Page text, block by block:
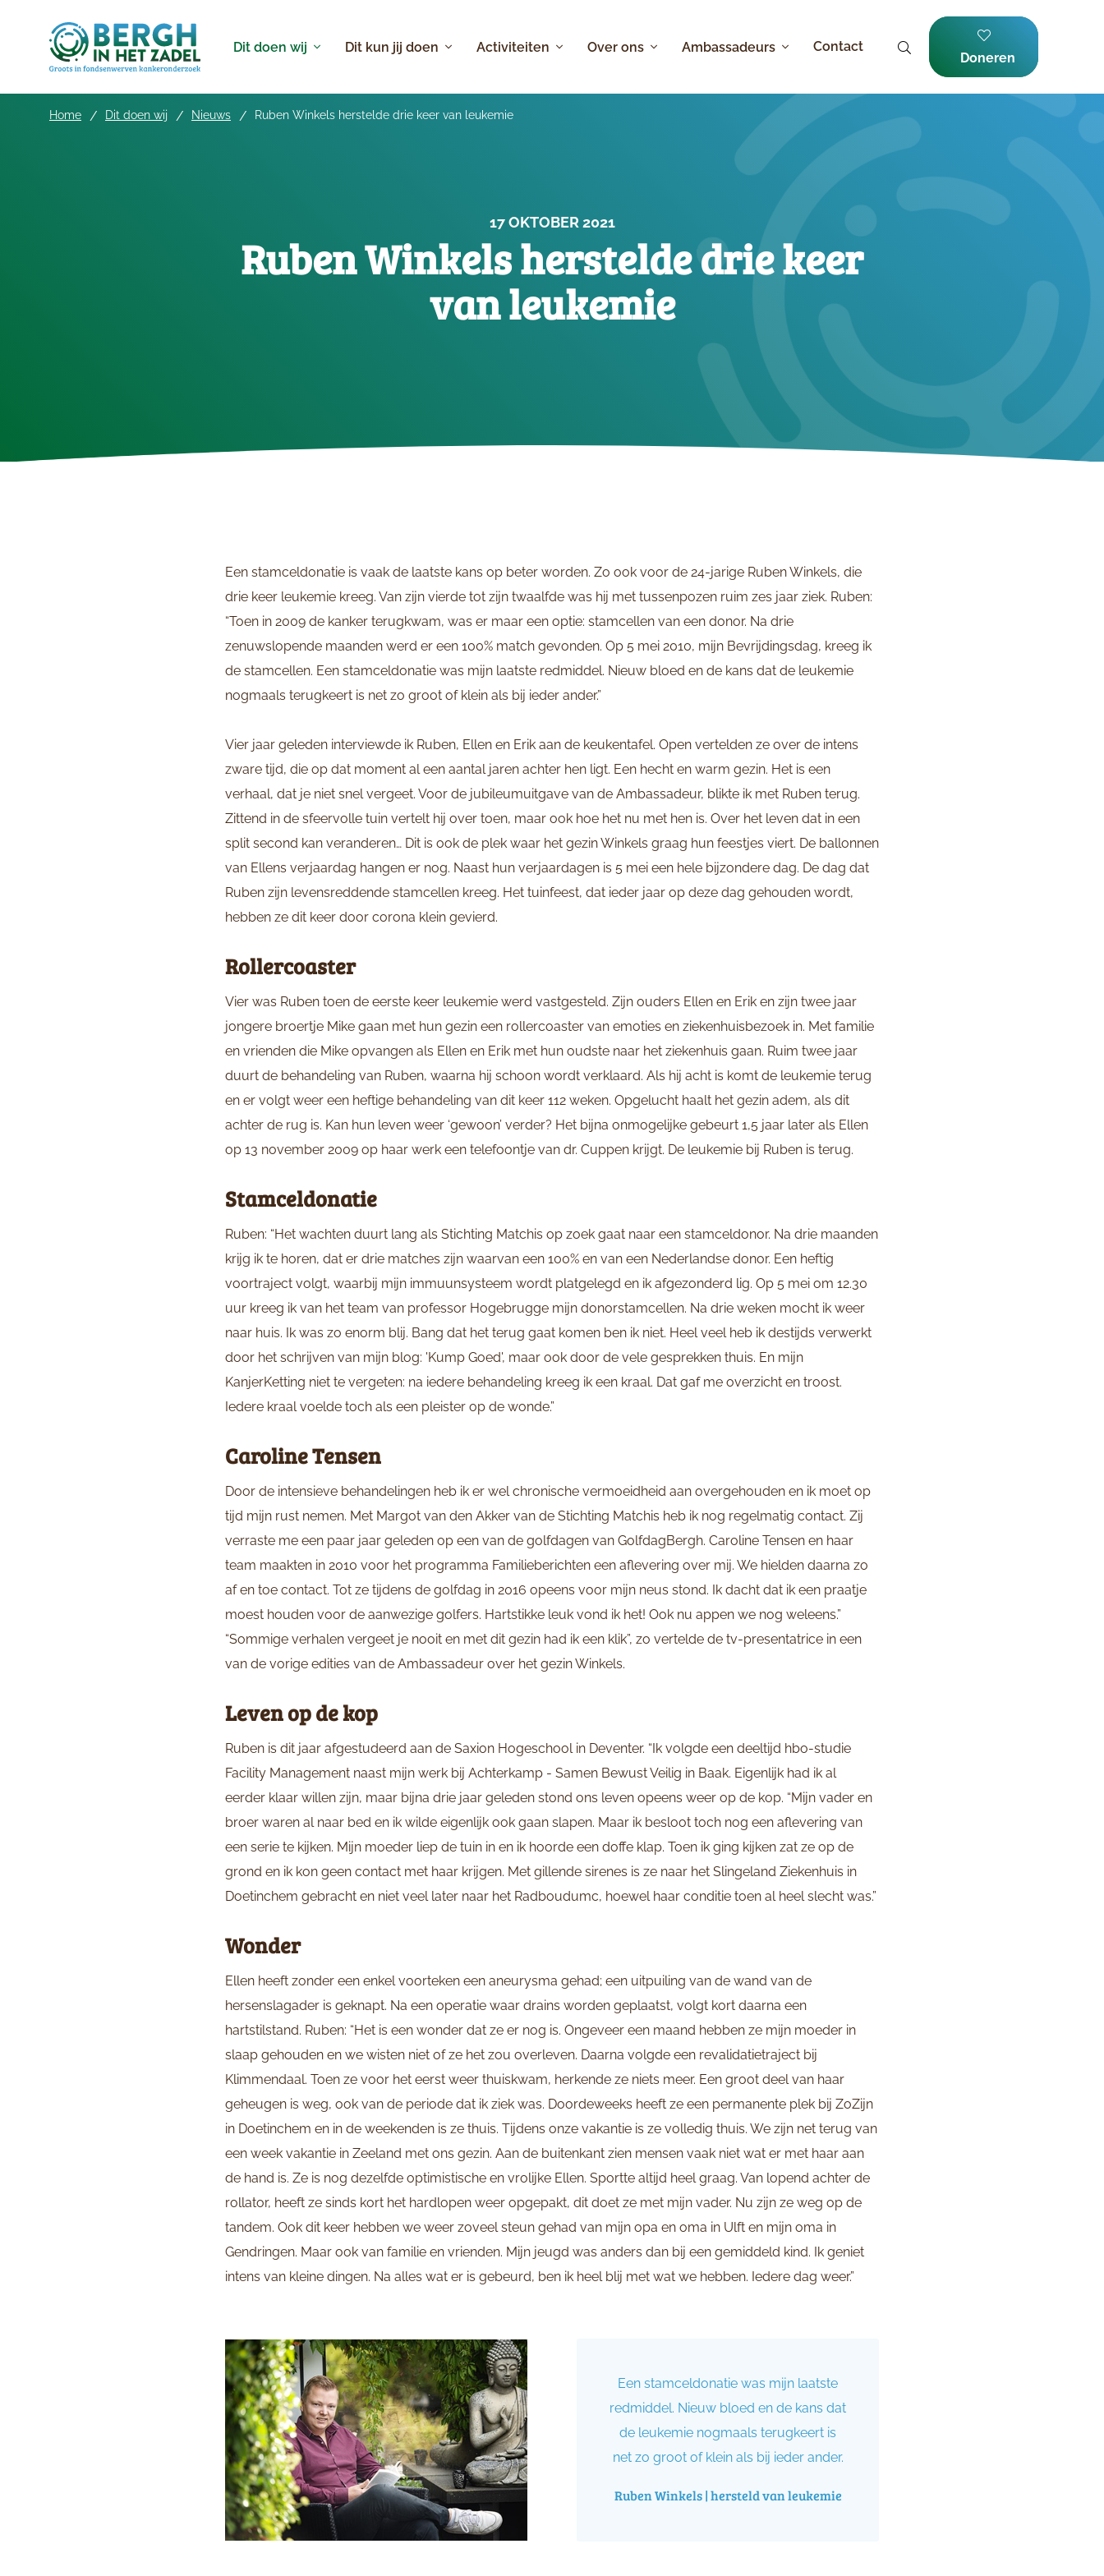
Dit doen wij Dit kun jij doen Activiteiten Over ons Ambassadeurs Contact
Doneren
Home Dit doen wij Nieuws Ruben Winkels herstelde drie keer van leukemie
17 OKTOBER 2021
Ruben Winkels herstelde drie keer
van leukemie
Een stamceldonatie is vaak de laatste kans op beter worden. Zo ook voor de 24-jarige Ruben Winkels, die
drie keer leukemie kreeg. Van zijn vierde tot zijn twaalfde was hij met tussenpozen ruim zes jaar ziek. Ruben:
“Toen in 2009 de kanker terugkwam, was er maar een optie: stamcellen van een donor. Na drie
zenuwslopende maanden werd er een 100% match gevonden. Op 5 mei 2010, mijn Bevrijdingsdag, kreeg ik
de stamcellen. Een stamceldonatie was mijn laatste redmiddel. Nieuw bloed en de kans dat de leukemie
nogmaals terugkeert is net zo groot of klein als bij ieder ander.”
Vier jaar geleden interviewde ik Ruben, Ellen en Erik aan de keukentafel. Open vertelden ze over de intens
zware tijd, die op dat moment al een aantal jaren achter hen ligt. Een hecht en warm gezin. Het is een
verhaal, dat je niet snel vergeet. Voor de jubileumuitgave van de Ambassadeur, blikte ik met Ruben terug.
Zittend in de sfeervolle tuin vertelt hij over toen, maar ook hoe het nu met hen is. Over het leven dat in een
split second kan veranderen… Dit is ook de plek waar het gezin Winkels graag hun feestjes viert. De ballonnen
van Ellens verjaardag hangen er nog. Naast hun verjaardagen is 5 mei een hele bijzondere dag. De dag dat
Ruben zijn levensreddende stamcellen kreeg. Het tuinfeest, dat ieder jaar op deze dag gehouden wordt,
hebben ze dit keer door corona klein gevierd.
Rollercoaster
Vier was Ruben toen de eerste keer leukemie werd vastgesteld. Zijn ouders Ellen en Erik en zijn twee jaar
jongere broertje Mike gaan met hun gezin een rollercoaster van emoties en ziekenhuisbezoek in. Met familie
en vrienden die Mike opvangen als Ellen en Erik met hun oudste naar het ziekenhuis gaan. Ruim twee jaar
duurt de behandeling van Ruben, waarna hij schoon wordt verklaard. Als hij acht is komt de leukemie terug
en er volgt weer een heftige behandeling van dit keer 112 weken. Opgelucht haalt het gezin adem, als dit
achter de rug is. Kan hun leven weer ‘gewoon’ verder? Het bijna onmogelijke gebeurt 1,5 jaar later als Ellen
op 13 november 2009 op haar werk een telefoontje van dr. Cuppen krijgt. De leukemie bij Ruben is terug.
Stamceldonatie
Ruben: “Het wachten duurt lang als Stichting Matchis op zoek gaat naar een stamceldonor. Na drie maanden
krijg ik te horen, dat er drie matches zijn waarvan een 100% en van een Nederlandse donor. Een heftig
voortraject volgt, waarbij mijn immuunsysteem wordt platgelegd en ik afgezonderd lig. Op 5 mei om 12.30
uur kreeg ik van het team van professor Hogebrugge mijn donorstamcellen. Na drie weken mocht ik weer
naar huis. Ik was zo enorm blij. Bang dat het terug gaat komen ben ik niet. Heel veel heb ik destijds verwerkt
door het schrijven van mijn blog: 'Kump Goed', maar ook door de vele gesprekken thuis. En mijn
KanjerKetting niet te vergeten: na iedere behandeling kreeg ik een kraal. Dat gaf me overzicht en troost.
Iedere kraal voelde toch als een pleister op de wonde.”
Caroline Tensen
Door de intensieve behandelingen heb ik er wel chronische vermoeidheid aan overgehouden en ik moet op
tijd mijn rust nemen. Met Margot van den Akker van de Stichting Matchis heb ik nog regelmatig contact. Zij
verraste me een paar jaar geleden op een van de golfdagen van GolfdagBergh. Caroline Tensen en haar
team maakten in 2010 voor het programma Familieberichten een aflevering over mij. We hielden daarna zo
af en toe contact. Tot ze tijdens de golfdag in 2016 opeens voor mijn neus stond. Ik dacht dat ik een praatje
moest houden voor de aanwezige golfers. Hartstikke leuk vond ik het! Ook nu appen we nog weleens.”
“Sommige verhalen vergeet je nooit en met dit gezin had ik een klik”, zo vertelde de tv-presentatrice in een
van de vorige edities van de Ambassadeur over het gezin Winkels.
Leven op de kop
Ruben is dit jaar afgestudeerd aan de Saxion Hogeschool in Deventer. “Ik volgde een deeltijd hbo-studie
Facility Management naast mijn werk bij Achterkamp - Samen Bewust Veilig in Baak. Eigenlijk had ik al
eerder klaar willen zijn, maar bijna drie jaar geleden stond ons leven opeens weer op de kop. “Mijn vader en
broer waren al naar bed en ik wilde eigenlijk ook gaan slapen. Maar ik besloot toch nog een aflevering van
een serie te kijken. Mijn moeder liep de tuin in en ik hoorde een doffe klap. Toen ik ging kijken zat ze op de
grond en ik kon geen contact met haar krijgen. Met gillende sirenes is ze naar het Slingeland Ziekenhuis in
Doetinchem gebracht en niet veel later naar het Radboudumc, hoewel haar conditie toen al heel slecht was.”
Wonder
Ellen heeft zonder een enkel voorteken een aneurysma gehad; een uitpuiling van de wand van de
hersenslagader is geknapt. Na een operatie waar drains worden geplaatst, volgt kort daarna een
hartstilstand. Ruben: “Het is een wonder dat ze er nog is. Ongeveer een maand hebben ze mijn moeder in
slaap gehouden en we wisten niet of ze het zou overleven. Daarna volgde een revalidatietraject bij
Klimmendaal. Toen ze voor het eerst weer thuiskwam, herkende ze niets meer. Een groot deel van haar
geheugen is weg, ook van de periode dat ik ziek was. Doordeweeks heeft ze een permanente plek bij ZoZijn
in Doetinchem en in de weekenden is ze thuis. Tijdens onze vakantie is ze volledig thuis. We zijn net terug van
een week vakantie in Zeeland met ons gezin. Aan de buitenkant zien mensen vaak niet wat er met haar aan
de hand is. Ze is nog dezelfde optimistische en vrolijke Ellen. Sportte altijd heel graag. Van lopend achter de
rollator, heeft ze sinds kort het hardlopen weer opgepakt, dit doet ze met mijn vader. Nu zijn ze weg op de
tandem. Ook dit keer hebben we weer zoveel steun gehad van mijn opa en oma in Ulft en mijn oma in
Gendringen. Maar ook van familie en vrienden. Mijn jeugd was anders dan bij een gemiddeld kind. Ik geniet
intens van kleine dingen. Na alles wat er is gebeurd, ben ik heel blij met wat we hebben. Iedere dag weer.”
Een stamceldonatie was mijn laatste
redmiddel. Nieuw bloed en de kans dat
de leukemie nogmaals terugkeert is
net zo groot of klein als bij ieder ander.
Ruben Winkels | hersteld van leukemie